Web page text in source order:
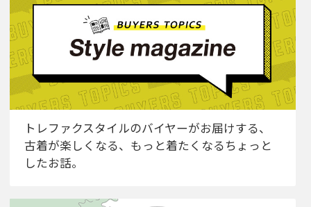
トレファクスタイルのバイヤーがお届けする、
古着が楽しくなる、もっと着たくなるちょっと
したお話。